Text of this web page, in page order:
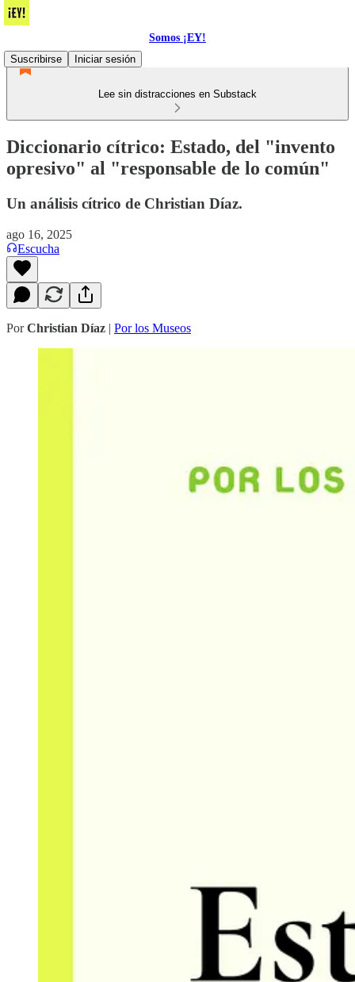
Somos ¡EY!
Suscribirse
Iniciar sesión
Lee sin distracciones en Substack
Diccionario cítrico: Estado, del "invento
opresivo" al "responsable de lo común"
Un análisis cítrico de Christian Díaz.
ago 16, 2025
Escucha
PorChristian Díaz | Por los Museos